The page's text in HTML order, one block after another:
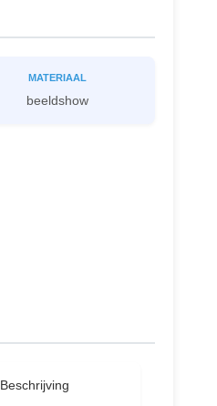
MATERIAAL
beeldshow
Beschrijving